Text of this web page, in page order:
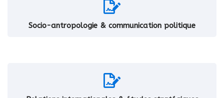
Socio-antropologie & communication politique